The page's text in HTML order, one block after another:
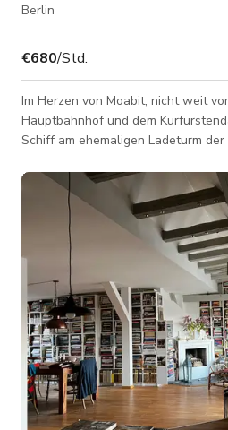
Berlin
€680/Std.
Im Herzen von Moabit, nicht weit
Hauptbahnhof und dem
Schiff am ehemaligen Ladeturm
wie man es von einem modernen
nach Gruppengröße können wir
Trennwänden in einen vorderen,
Bereich unterteilen. Für Pausen
beheizte Dachterrasse (ca. 200 m²)